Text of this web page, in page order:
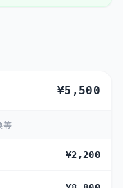
¥5,500
等
¥2,200